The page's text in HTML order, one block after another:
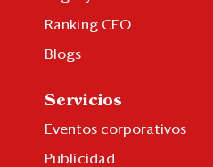
Ranking CEO
Blogs
Servicios
Eventos corporativos
Publicidad